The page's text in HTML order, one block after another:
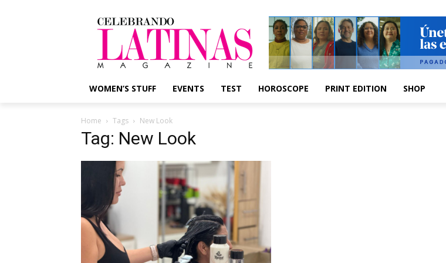
WOMEN’S STUFF EVENTS TEST HOROSCOPE PRINT EDITION SHOP
Home Tags New Look
Tag: New Look